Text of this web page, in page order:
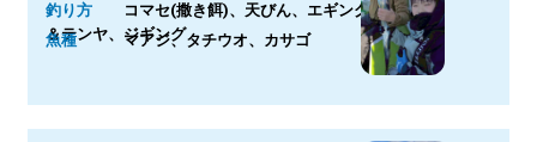
釣り方
コマセ(撒き餌)、天びん、エギング
＆テンヤ、ジギング
魚種 マアジ、タチウオ、カサゴ